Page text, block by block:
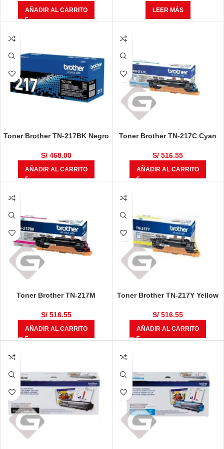
AÑADIR AL CARRITO LEER MÁS
Toner Brother TN-217BK Negro
S/468.00
AÑADIR AL CARRITO
Toner Brother TN-217C Cyan
S/ 516.55
AÑADIR AL CARRITO
Toner Brother TN-217M
S/516.55
AÑADIR AL CARRITO
Toner Brother TN-217Y Yellow
S/ 516.55
AÑADIR AL CARRITO